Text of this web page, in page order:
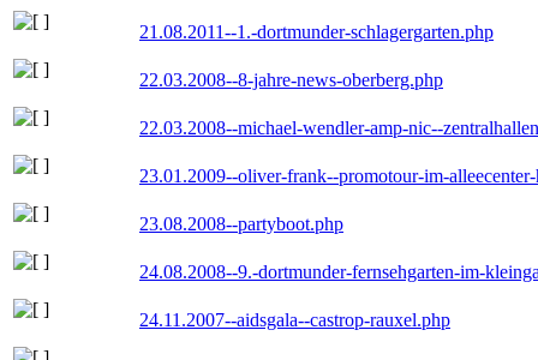
21.08.2011--1.-dortmunder-schlagergarten.php
22.03.2008--8-jahre-news-oberberg.php
22.03.2008--michael-wendler-amp-nic--
23.01.2009--oliver-frank--promotour-im-
23.08.2008--partyboot.php
24.08.2008--9.-dortmunder-fernsehgarten-im-
24.11.2007--aidsgala--castrop-rauxel.php